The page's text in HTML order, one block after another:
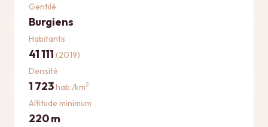
Gentilé
Burgiens
Habitants
41 111 (2019)
Densité
1 723hab./km2
Altitude minimum
220 m